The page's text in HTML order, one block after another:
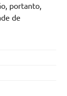
portanto,
de